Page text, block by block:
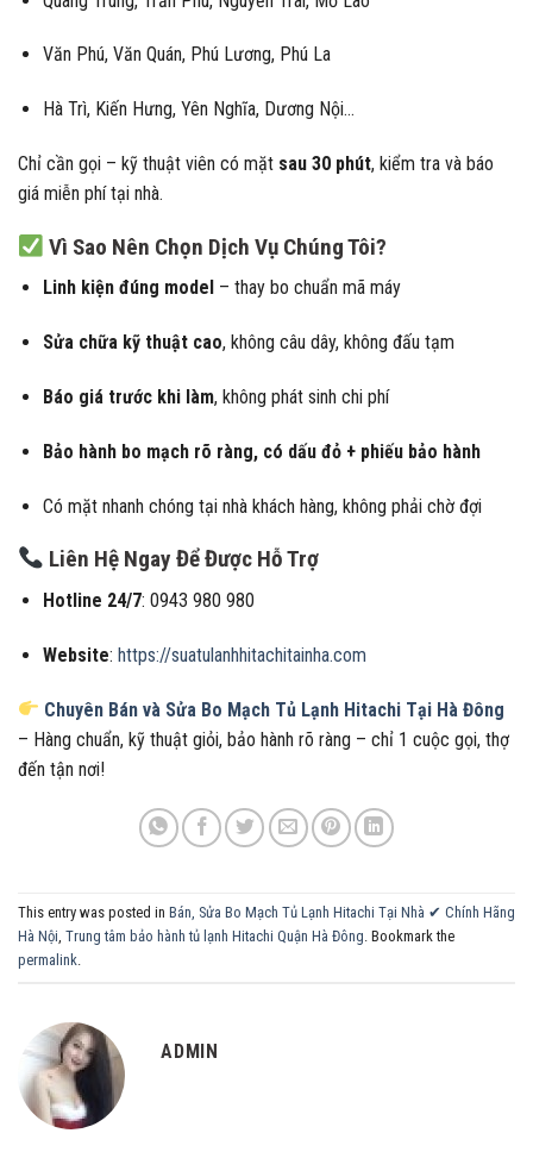
Văn Phú, Văn Quán, Phú Lương, Phú La
Hà Trì, Kiến Hưng, Yên Nghĩa, Dương Nội…
Chỉ cần gọi – kỹ thuật viên có mặt sau 30 phút, kiểm tra và báo
giá miễn phí tại nhà.
Vì Sao Nên Chọn Dịch Vụ Chúng Tôi?
Linh kiện đúng model – thay bo chuẩn mã máy
Sửa chữa kỹ thuật cao, không câu dây, không đấu tạm
Báo giá trước khi làm, không phát sinh chi phí
Bảo hành bo mạch rõ ràng, có dấu đỏ + phiếu bảo hành
Có mặt nhanh chóng tại nhà khách hàng, không phải chờ đợi
Liên Hệ Ngay Để Được Hỗ Trợ
Hotline 24/7: 0943 980 980
Website: https://suatulanhhitachitainha.com
Chuyên Bán và Sửa Bo Mạch Tủ Lạnh Hitachi Tại Hà Đông
– Hàng chuẩn, kỹ thuật giỏi, bảo hành rõ ràng – chỉ 1 cuộc gọi, thợ
đến tận nơi!
This entry was posted in Bán, Sửa Bo Mạch Tủ Lạnh Hitachi Tại Nhà ✔ Chính Hãng
Hà Nội Trung tâm bảo hành tủ lạnh Hitachi Quận Hà Đông . Bookmark the
permalink
ADMIN